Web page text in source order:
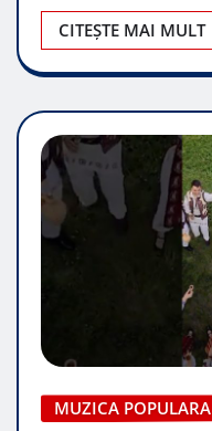
CITEȘTE MAI MULT
MUZICA POPULARA